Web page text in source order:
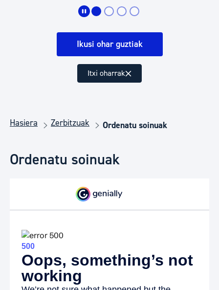
Ikusi ohar guztiak
Itxi oharrak
Hasiera Zerbitzuak Ordenatu soinuak
Ordenatu soinuak